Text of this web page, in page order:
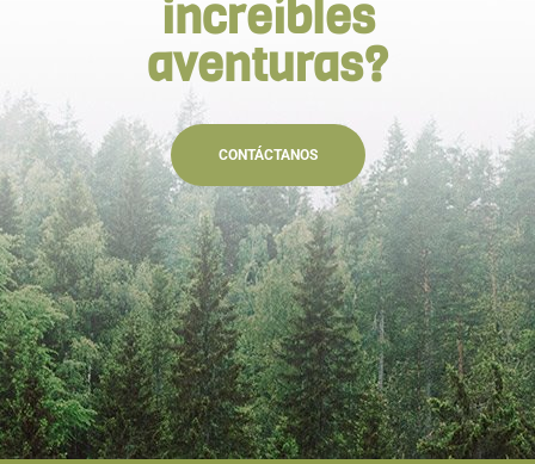
increíbles
aventuras?
CONTÁCTANOS